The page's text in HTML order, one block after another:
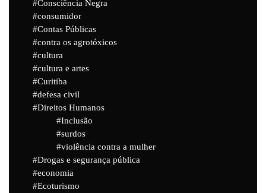
Consciência Negra
consumidor
Contas Públicas
contra os agrotóxicos
cultura
cultura e artes
Curitiba
defesa civil
Direitos Humanos
Inclusão
surdos
violência contra a mulher
Drogas e segurança pública
economia
Ecoturismo